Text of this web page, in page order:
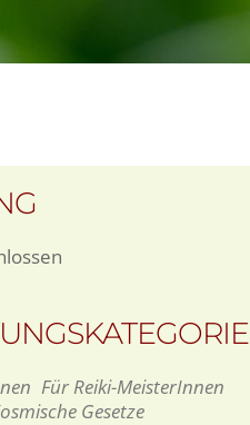
Für Reiki-MeisterInnen
Gesetze